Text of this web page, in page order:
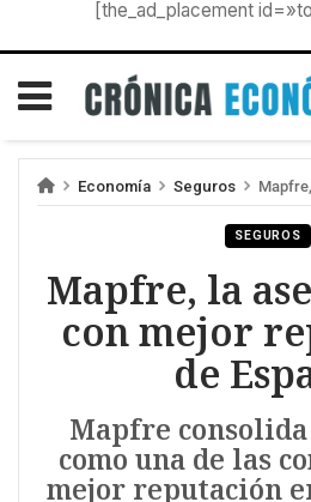
[the_ad_placement
Economía Seguros Mapfre, la
SEGUROS
Mapfre, la
con mejor
de
Mapfre
como una de las
mejor reputación